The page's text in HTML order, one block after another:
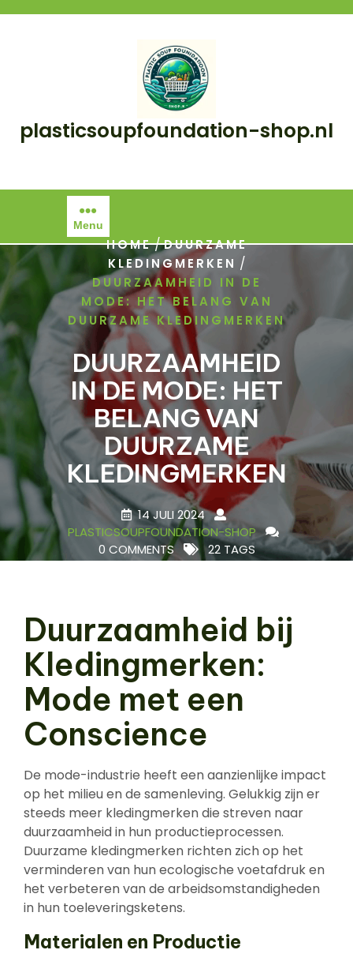
plasticsoupfoundation-shop.nl
Menu
HOME/DUURZAME
KLEDINGMERKEN /
DUURZAAMHEID IN DE
MODE: HET BELANG VAN
DUURZAME KLEDINGMERKEN
DUURZAAMHEID
IN DE MODE: HET
BELANG VAN
DUURZAME
KLEDINGMERKEN
14 JULI 2024
PLASTICSOUPFOUNDATION-SHOP
0 COMMENTS
22 TAGS
Duurzaamheid bij
Kledingmerken:
Mode met een
Conscience
De mode-industrie heeft een aanzienlijke impact
op het milieu en de samenleving. Gelukkig zijn er
steeds meer kledingmerken die streven naar
duurzaamheid in hun productieprocessen.
Duurzame kledingmerken richten zich op het
verminderen van hun ecologische voetafdruk en
het verbeteren van de arbeidsomstandigheden
in hun toeleveringsketens.
Materialen en Productie